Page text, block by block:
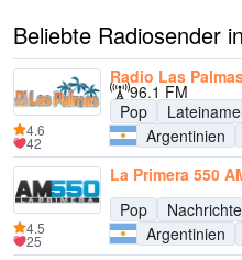
Beliebte Radiosender
Radio Las
96.1 FM
Pop
Argentinien
4.6
42
La Primera 550
Pop
Argentinien
4.5
25